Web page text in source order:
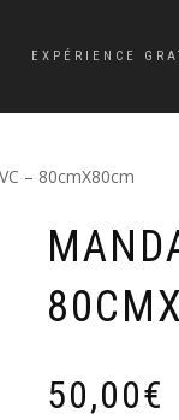
EXPÉRIENCE
– 80cmX80cm
50,00€